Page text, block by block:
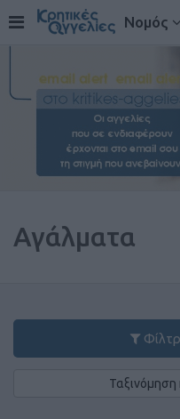
Νομός
Αγάλματα
Ταξινόμηση